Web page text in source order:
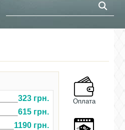
323 грн.
615 грн.
1190 грн.
Оплата